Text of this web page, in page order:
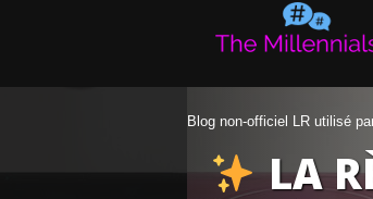
Blog non-officiel LR utilisé
LA